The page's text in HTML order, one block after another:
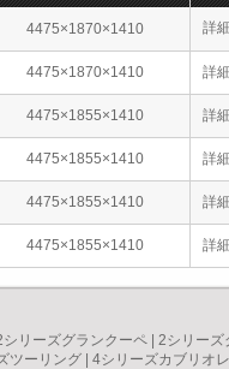
4475×1870×1410 詳
4475×1870×1410 詳
4475×1855×1410 詳
4475×1855×1410 詳
4475×1855×1410 詳
4475×1855×1410 詳
シリーズグランクーペ
2シリーズ
ツーリング 4シリーズカブリオレ